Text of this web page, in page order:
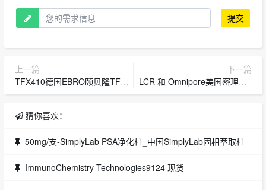
提交
上一篇
TFX410德国EBRO颐贝隆TFX410高精度便携式温度计
下一篇
LCR 和 Omnipore美国密理博LCR 和 Omnipore表面滤膜
猜你喜欢：
50mg/支-SimplyLab PSA净化柱_中国SimplyLab固相萃取柱
ImmunoChemistry Technologies9124 现货